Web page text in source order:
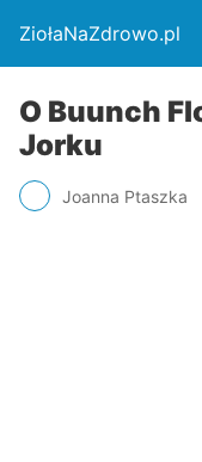
ZiołaNaZdrowo.pl
O Buunch
Jorku
Joanna Ptaszka